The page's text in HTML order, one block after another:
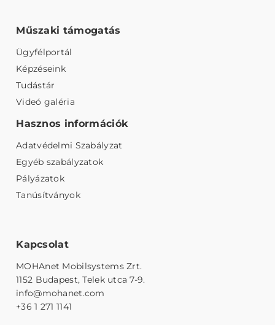
Műszaki támogatás
Ügyfélportál
Képzéseink
Tudástár
Videó galéria
Hasznos információk
Adatvédelmi Szabályzat
Egyéb szabályzatok
Pályázatok
Tanúsítványok
Kapcsolat
MOHAnet Mobilsystems Zrt.
1152 Budapest, Telek utca 7-9.
info@mohanet.com
+36 1 271 1141